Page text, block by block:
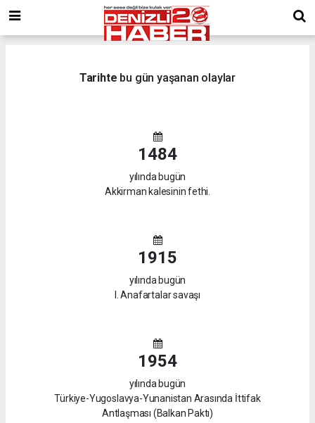
Tarihte bu gün yaşanan olaylar
1484
yılında bugün
Akkirman kalesinin fethi.
1915
yılında bugün
I. Anafartalar savaşı
1954
yılında bugün
Türkiye-Yugoslavya-Yunanistan Arasında İttifak
Antlaşması (Balkan Paktı)